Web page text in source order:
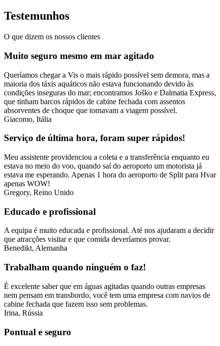
Testemunhos
O que dizem os nossos clientes
Muito seguro mesmo em mar agitado
Queríamos chegar a Vis o mais rápido possível sem demora, mas a
maioria dos táxis aquáticos não estava funcionando devido às
condições inseguras do mar; encontramos Joško e Dalmatia Express,
que tinham barcos rápidos de cabine fechada com assentos
absorventes de choque que tornavam a viagem possível.
Giacomo, Itália
Serviço de última hora, foram super rápidos!
Meu assistente providenciou a coleta e a transferência enquanto eu
estava no meio do voo, quando saí do aeroporto um motorista já
estava me esperando. Apenas 1 hora do aeroporto de Split para Hvar
apenas WOW!
Gregory, Reino Unido
Educado e profissional
A equipa é muito educada e profissional. Até nos ajudaram a decidir
que atracções visitar e que comida deveríamos provar.
Benedikt, Alemanha
Trabalham quando ninguém o faz!
É excelente saber que em águas agitadas quando outras empresas
nem pensam em transbordo, você tem uma empresa com navios de
cabine fechada que fazem isso sem problemas.
Irina, Rússia
Pontual e seguro